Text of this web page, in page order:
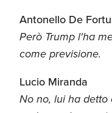
Antonello De
Però Trump l'ha
come previsione.
Lucio Miranda
No no, lui ha detto